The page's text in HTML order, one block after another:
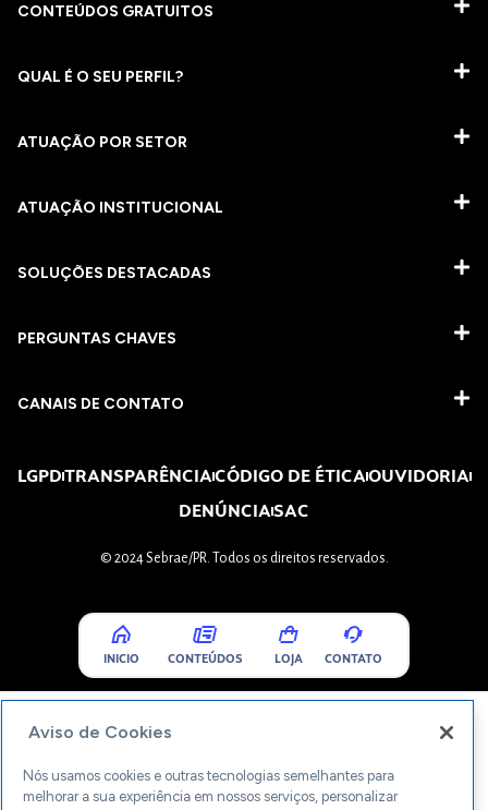
CONTEÚDOS GRATUITOS
QUAL É O SEU PERFIL?
ATUAÇÃO POR SETOR
ATUAÇÃO INSTITUCIONAL
SOLUÇÕES DESTACADAS
PERGUNTAS CHAVES​
CANAIS DE CONTATO
LGPDTRANSPARÊNCIACÓDIGO DE ÉTICAOUVIDORIA
DENÚNCIASAC
© 2024 Sebrae/PR. Todos os direitos reservados.
INICIO CONTEÚDOS LOJA CONTATO
Aviso de Cookies
Nós usamos cookies e outras tecnologias semelhantes para
melhorar a sua experiência em nossos serviços, personalizar